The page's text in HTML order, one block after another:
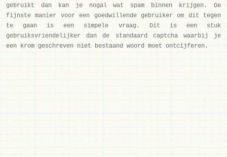
gebruikt dan kan je nogal wat spam binnen krijgen. De
fijnste manier voor een goedwillende gebruiker om dit tegen
te gaan is een simpele vraag. Dit is een stuk
gebruiksvriendelijker dan de standaard captcha waarbij je
een krom geschreven niet bestaand woord moet ontcijferen.